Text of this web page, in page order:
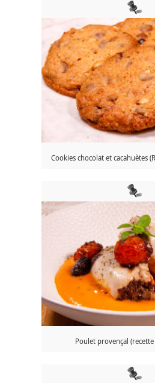
Cookies chocolat et cacahuètes
Poulet provençal